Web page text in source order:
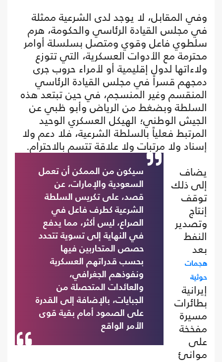
وفي المقابل، لا يوجد لدى الشرعية ممثلة
في مجلس القيادة الرئاسي والحكومة، هرم
سلطوي فاعل وقوي ومتصل بسلسلة أوامر
محترمة مع الأدوات العسكرية، التي تتوزع
ولاءاتها لدول إقليمية أو لأمراء حروب جرى
دمجهم قسراً في مجلس القيادة الرئاسي
المنقسم وغير المنسجم، في حين تبتعد هذه
السلطة وبضغط من الرياض وأبو ظبي عن
الجيش الوطني؛ الهيكل العسكري الوحيد
المرتبط فعلياً بالسلطة الشرعية، فلا دعم ولا
إسناد ولا مرتبات ولا علاقة تتسم بالاحترام.
سيكون من الممكن أن تعمل
السعودية والإمارات، عن
قصد، على تكريس السلطة
الشرعية كطرف فاعل في
الصراع، ليس أكثر، مما يدفع
في النهاية إلى تسوية تتحدد
حصص المتحاربين فيها
بحسب قدراتهم العسكرية
ونفوذهم الجغرافي،
والعائدات المتحصلة من
الجبايات، بالإضافة إلى القدرة
على الصمود أمام بقية قوى
الأمر الواقع
يضاف
إلى ذلك
توقف
إنتاج
وتصدير
النفط
بعد
هجمات
حوثية
إيرانية
بطائرات
مسيرة
مفخخة
على
موانئ